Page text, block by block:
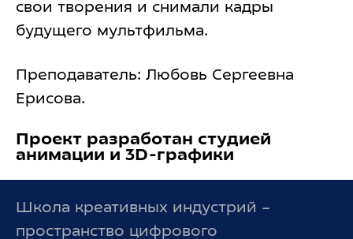
свои творения и снимали кадры
будущего мультфильма.
Преподаватель: Любовь Сергеевна
Ерисова.
Проект разработан студией
анимации и 3D-графики
Школа креативных индустрий –
пространство цифрового